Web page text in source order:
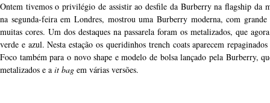
Ontem tivemos o privilégio de assistir ao desfile da Burberry na flagship da
na segunda-feira em Londres, mostrou uma Burberry moderna, com
muitas cores. Um dos destaques na passarela foram os metalizados, que
verde e azul. Nesta estação os queridinhos trench coats aparecem
Foco também para o novo shape e modelo de bolsa lançado pela Burberry,
metalizados e a it bag em várias versões.